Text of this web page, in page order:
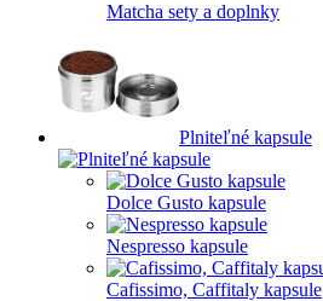
Matcha sety a doplnky
Plniteľné kapsule
Dolce Gusto kapsule
Nespresso kapsule
Cafissimo, Caffitaly kapsule